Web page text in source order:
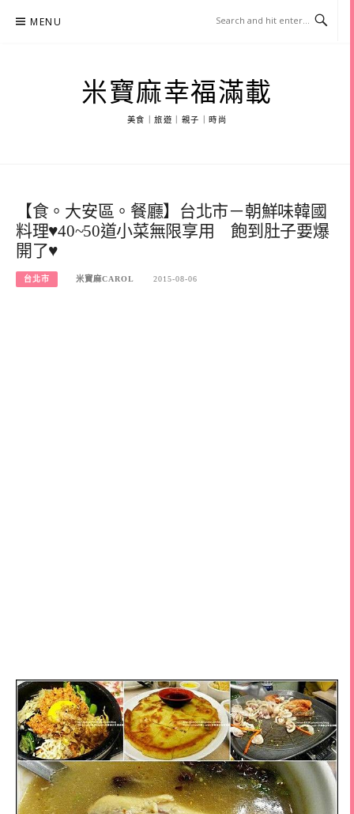
MENU
米寶麻幸福滿載
美食｜旅遊｜親子｜時尚
【食。大安區。餐廳】台北市－朝鮮味韓國
料理♥40~50道小菜無限享用 飽到肚子要爆
開了♥
台北市 米寶麻CAROL 2015-08-06